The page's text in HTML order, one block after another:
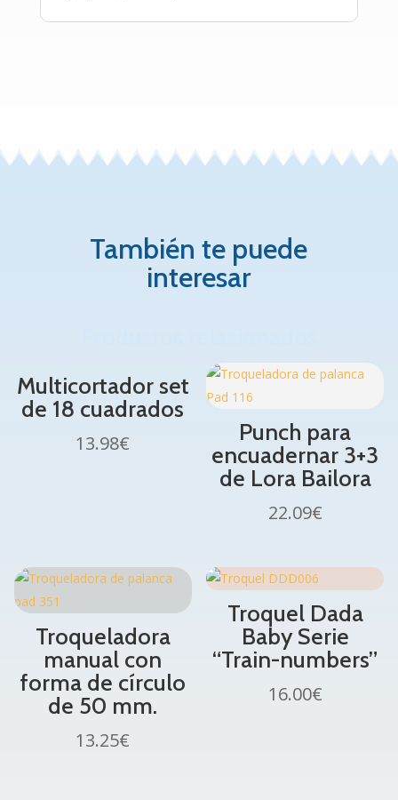
También te puede
interesar
Multicortador set
de 18 cuadrados
13.98€
Punch para
encuadernar 3+3
de Lora Bailora
22.09€
Troqueladora
manual con
forma de círculo
de 50 mm.
13.25€
Troquel Dada
Baby Serie
“Train-numbers”
16.00€